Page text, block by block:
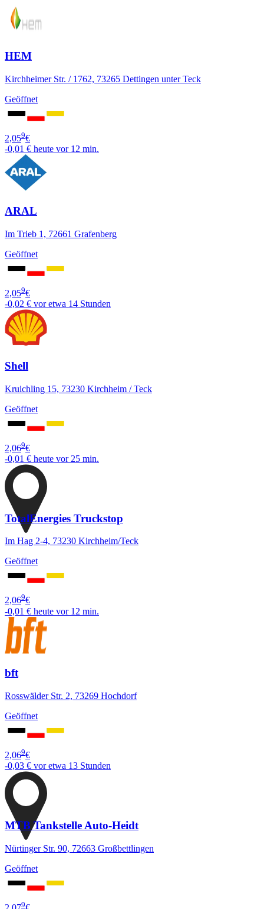
HEM
Kirchheimer Str. / 1762, 73265 Dettingen unter Teck
Geöffnet
2,059€
-0,01 € heute vor 12 min.
ARAL
Im Trieb 1, 72661 Grafenberg
Geöffnet
2,059€
-0,02 € vor etwa 14 Stunden
Shell
Kruichling 15, 73230 Kirchheim / Teck
Geöffnet
2,069€
-0,01 € heute vor 25 min.
TotalEnergies Truckstop
Im Hag 2-4, 73230 Kirchheim/Teck
Geöffnet
2,069€
-0,01 € heute vor 12 min.
bft
Rosswälder Str. 2, 73269 Hochdorf
Geöffnet
2,069€
-0,03 € vor etwa 13 Stunden
MTB Tankstelle Auto-Heidt
Nürtinger Str. 90, 72663 Großbettlingen
Geöffnet
9